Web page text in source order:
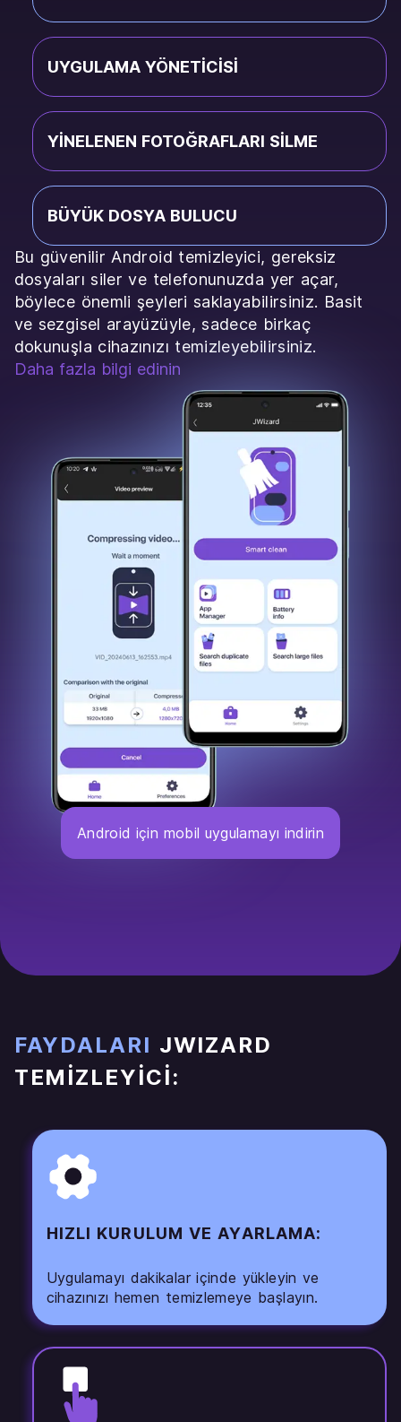
UYGULAMA YÖNETICISI
YINELENEN FOTOĞRAFLARI SILME
BÜYÜK DOSYA BULUCU
Bu güvenilir Android temizleyici, gereksiz
dosyaları siler ve telefonunuzda yer açar,
böylece önemli şeyleri saklayabilirsiniz. Basit
ve sezgisel arayüzüyle, sadece birkaç
dokunuşla cihazınızı temizleyebilirsiniz.
Daha fazla bilgi edinin
Android için mobil uygulamayı indirin
FAYDALARI JWIZARD
TEMIZLEYICI:
HIZLI KURULUM VE AYARLAMA:
Uygulamayı dakikalar içinde yükleyin ve
cihazınızı hemen temizlemeye başlayın.